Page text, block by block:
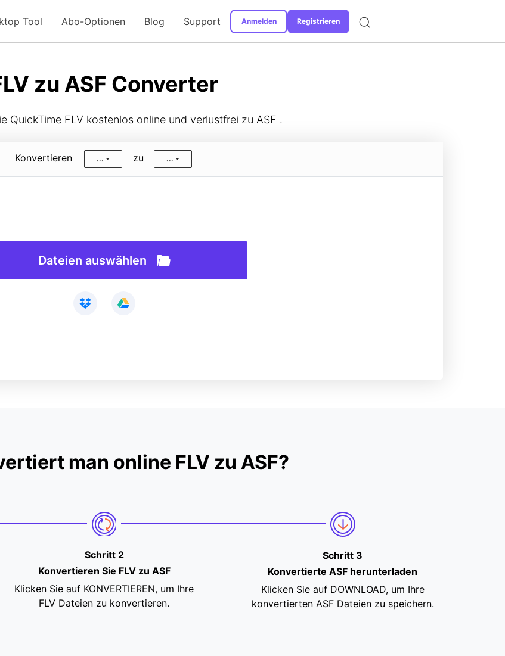
Tool Abo-Optionen Blog Support Anmelden Registrieren
zu ASF Converter
QuickTime FLV kostenlos online und verlustfrei zu ASF .
Konvertieren ... zu ...
Dateien auswählen
man online FLV zu ASF?
Schritt 2
Konvertieren Sie FLV zu ASF
Klicken Sie auf KONVERTIEREN, um Ihre
FLV Dateien zu konvertieren.
Schritt 3
Konvertierte ASF herunterladen
Klicken Sie auf DOWNLOAD, um Ihre
konvertierten ASF Dateien zu speichern.